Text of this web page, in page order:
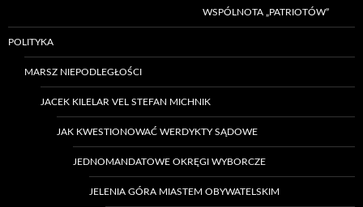
WSPÓLNOTA „PATRIOTÓW”
POLITYKA
MARSZ NIEPODLEGŁOŚCI
JACEK KILELAR VEL STEFAN MICHNIK
JAK KWESTIONOWAĆ WERDYKTY SĄDOWE
JEDNOMANDATOWE OKRĘGI WYBORCZE
JELENIA GÓRA MIASTEM OBYWATELSKIM